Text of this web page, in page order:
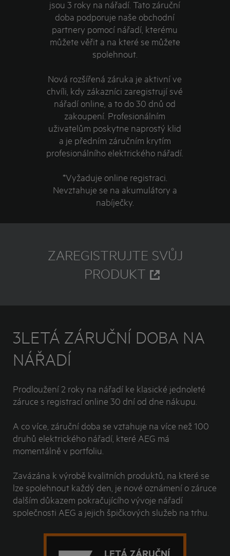
jsou 3 roky na nářadí. Tato záruční
doba podporuje naše obchodní
partnery pomocí nářadí, kterému
můžete věřit a na které se můžete
spolehnout.
Nová rozšířená záruka je aktivní ve
chvíli, kdy zákazníci zaregistrují své
nářadí online, a to do 30 dnů od
zakoupení. Profesionálním
uživatelům poskytne naprostý klid
a je předním záručním krytím
profesionálního elektrického nářadí.
*Vyžaduje online registraci.
Nevztahuje se na akumulátory a
nabíječky.
ZAREGISTRUJTE SVŮJ
PRODUKT
3LETÁ ZÁRUČNÍ DOBA NA
NÁŘADÍ
Prodloužení 2 roky na nářadí ke klasické jednoleté
záruce s registrací online 30 dní od dne nákupu.
A co více, záruční doba se vztahuje na více než 100
druhů elektrického nářadí, které AEG má
momentálně v portfoliu.
Zavázána k výrobě kvalitních produktů, na které se
lze spolehnout každý den, je nové oznámení o záruce
dalším důkazem pokračujícího vývoje nářadí
společnosti AEG a jejich špičkových služeb na trhu.